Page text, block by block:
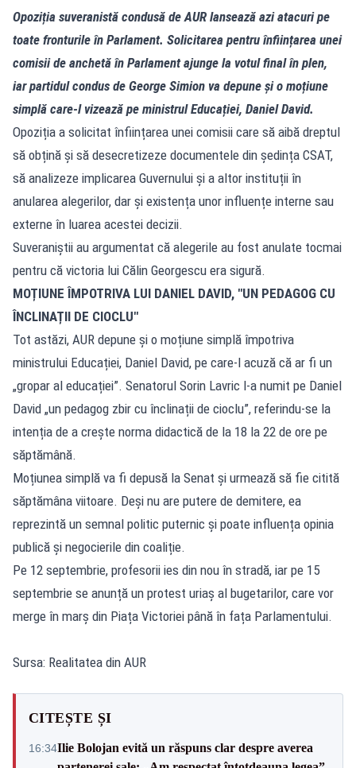
Opoziția suveranistă condusă de AUR lansează azi atacuri pe
toate fronturile în Parlament. Solicitarea pentru înființarea unei
comisii de anchetă în Parlament ajunge la votul final în plen,
iar partidul condus de George Simion va depune și o moțiune
simplă care-l vizează pe ministrul Educației, Daniel David.
Opoziția a solicitat înființarea unei comisii care să aibă dreptul
să obțină și să desecretizeze documentele din ședința CSAT,
să analizeze implicarea Guvernului și a altor instituții în
anularea alegerilor, dar și existența unor influențe interne sau
externe în luarea acestei decizii.
Suveraniștii au argumentat că alegerile au fost anulate tocmai
pentru că victoria lui Călin Georgescu era sigură.
MOȚIUNE ÎMPOTRIVA LUI DANIEL DAVID, "UN PEDAGOG CU
ÎNCLINAȚII DE CIOCLU"
Tot astăzi, AUR depune și o moțiune simplă împotriva
ministrului Educației, Daniel David, pe care-l acuză că ar fi un
„gropar al educației”. Senatorul Sorin Lavric l-a numit pe Daniel
David „un pedagog zbir cu înclinații de cioclu”, referindu-se la
intenția de a crește norma didactică de la 18 la 22 de ore pe
săptămână.
Moțiunea simplă va fi depusă la Senat și urmează să fie citită
săptămâna viitoare. Deși nu are putere de demitere, ea
reprezintă un semnal politic puternic și poate influența opinia
publică și negocierile din coaliție.
Pe 12 septembrie, profesorii ies din nou în stradă, iar pe 15
septembrie se anunță un protest uriaș al bugetarilor, care vor
merge în marș din Piața Victoriei până în fața Parlamentului.
Sursa: Realitatea din AUR
CITEȘTE ȘI
16:34Ilie Bolojan evită un răspuns clar despre averea